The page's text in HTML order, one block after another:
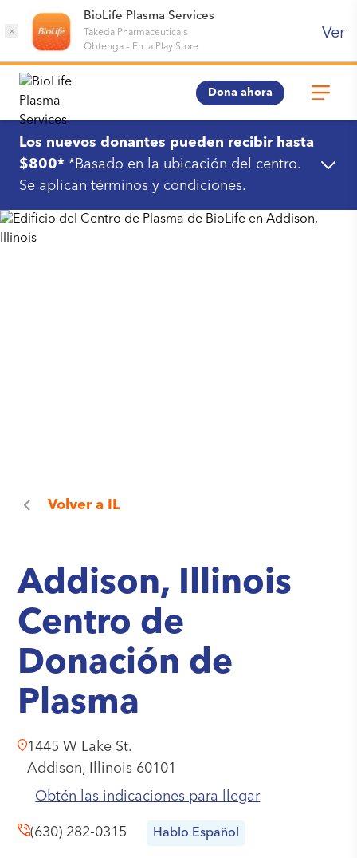
×
BioLife Plasma Services
Takeda Pharmaceuticals
Obtenga– En la Play Store
Ver
Dona ahora
Los nuevos donantes pueden recibir hasta
$800* *Basado en la ubicación del centro.
Se aplican términos y condiciones.
Volver a IL
Addison, Illinois
Centro de
Donación de
Plasma
1445 W Lake St.
Addison,
Illinois 60101
Obtén las indicaciones para llegar
(630) 282-0315 Hablo Español